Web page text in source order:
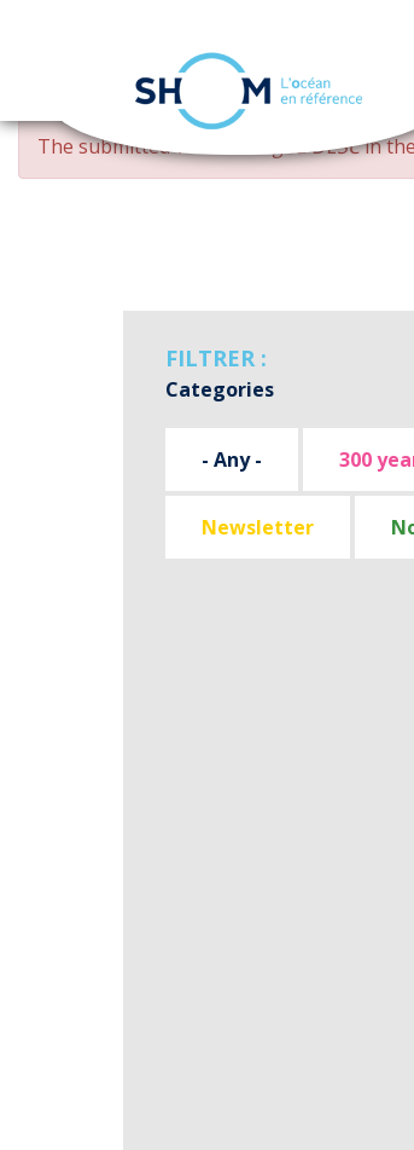
Skip
main
ERROR
MESSAGE
The submitted value changed DESCin
FILTRER :
Categories
- Any - 300
Newsletter